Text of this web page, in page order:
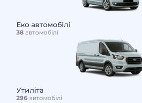
Еко автомобілі
38автомобілі
Утиліта
296автомобілі